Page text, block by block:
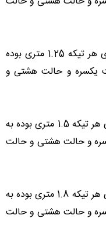
نردبان مفصلی 5 متری 4 تیکه که دارای هر تیکه 1.25 متری بوده
یکسره و حالت هشتی و
نردبان مفصلی 6 متری 4 تیکه که دارای هر تیکه 1.5 متری بوده به
و حالت هشتی و حالت
نردبان مفصلی 4 متری 4 تیکه که دارای هر تیکه 1.8 متری بوده به
و حالت هشتی و حالت